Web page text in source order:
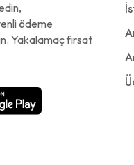
ödeme
Yakalamaç fırsat